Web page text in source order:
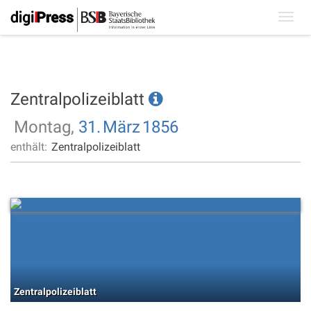
Zentralpolizeiblatt
Montag, 31. März 1856
enthält: Zentralpolizeiblatt
Zentralpolizeiblatt